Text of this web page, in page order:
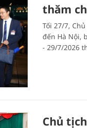
thăm
Tối 27/7,
đến Hà Nội,
- 29/7/2026
Chủ